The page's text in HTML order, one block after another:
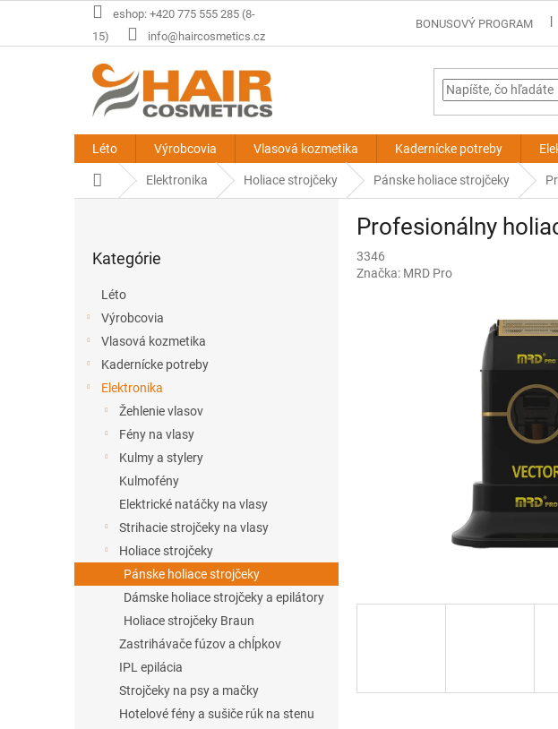
eshop: +420 775 555 285 (8-
15)
info@haircosmetics.cz
BONUSOVÝ PROGRAM
Léto Výrobcovia Vlasová kozmetika Kadernícke potreby
DomovElektronika Holiace strojčeky Pánske holiace strojčeky
kategórie
Kategórie
Léto
Výrobcovia
Vlasová kozmetika
Kadernícke potreby
Elektronika
Žehlenie vlasov
Fény na vlasy
Kulmy a stylery
Kulmofény
Elektrické natáčky na vlasy
Strihacie strojčeky na vlasy
Holiace strojčeky
Pánske holiace strojčeky
Dámske holiace strojčeky a epilátory
Holiace strojčeky Braun
Zastrihávače fúzov a chĺpkov
IPL epilácia
Strojčeky na psy a mačky
Hotelové fény a sušiče rúk na stenu
Profesionálny
3346
Značka: MRD Pro